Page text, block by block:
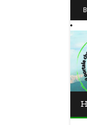
Carnevale -